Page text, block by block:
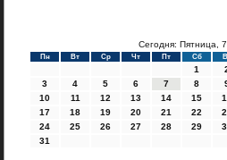
Сегодня: Пятница, 7
Пн Вт Ср Чт Пт Сб
1
3
4 5 6 7 8
10
11 12 13 14 15
17
18 19 20 21 22
24
25 26 27 28 29
31